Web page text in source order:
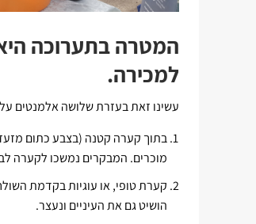
המטרה בתערוכה
למכירה.
עשינו זאת בעזרת שלושה אלמנטים
בתוך קערה קטנה (בצבע כתום
מוכרים. המבקרים נמשכו לקערה
קערת טופי, או עוגיות בקדמת
הושיט גם את העיניים ונעצר.